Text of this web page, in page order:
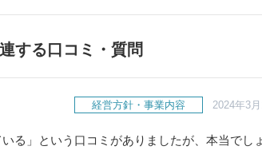
する口コミ・質問
経営方針・事業内容 2024年3
る」という口コミがありましたが、本当でし